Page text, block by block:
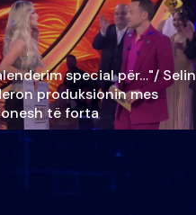
special për…"/ Selin
produksionin mes
të forta